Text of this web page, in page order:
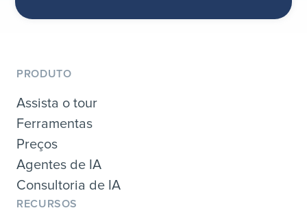
PRODUTO
Assista o tour
Ferramentas
Preços
Agentes de IA
Consultoria de IA
RECURSOS